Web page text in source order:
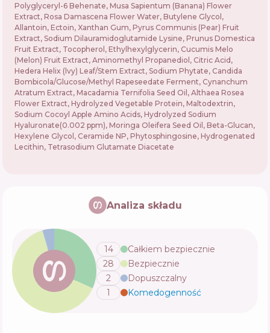
Polyglyceryl-6 Behenate, Musa Sapientum (Banana) Flower
Extract, Rosa Damascena Flower Water, Butylene Glycol,
Allantoin, Ectoin, Xanthan Gum, Pyrus Communis (Pear) Fruit
Extract, Sodium Dilauramidoglutamide Lysine, Prunus Domestica
Fruit Extract, Tocopherol, Ethylhexylglycerin, Cucumis Melo
(Melon) Fruit Extract, Aminomethyl Propanediol, Citric Acid,
Hedera Helix (lvy) Leaf/Stem Extract, Sodium Phytate, Candida
Bombicola/Glucose/Methyl Rapeseedate Ferment, Cynanchum
Atratum Extract, Macadamia Ternifolia Seed Oil, Althaea Rosea
Flower Extract, Hydrolyzed Vegetable Protein, Maltodextrin,
Sodium Cocoyl Apple Amino Acids, Hydrolyzed Sodium
Hyaluronate(0.002 ppm), Moringa Oleifera Seed Oil, Beta-Glucan,
Hexylene Glycol, Ceramide NP, Phytosphingosine, Hydrogenated
Lecithin, Tetrasodium Glutamate Diacetate
Analiza składu
14
Całkiem bezpiecznie
28
Bezpiecznie
2
Dopuszczalny
1
Komedogenność